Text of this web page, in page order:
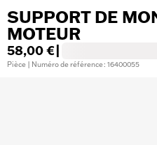
SUPPORT DE
MOTEUR
58,00 €
Pièce | Numéro de référence : 16400055